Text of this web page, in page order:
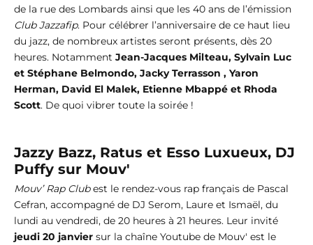
de la rue des Lombards ainsi que les 40 ans de l’émission
Club Jazzafip. Pour célébrer l’anniversaire de ce haut lieu
du jazz, de nombreux artistes seront présents, dès 20
heures. Notamment Jean-Jacques Milteau, Sylvain Luc
et Stéphane Belmondo, Jacky Terrasson , Yaron
Herman, David El Malek, Etienne Mbappé et Rhoda
Scott. De quoi vibrer toute la soirée !
Jazzy Bazz, Ratus et Esso Luxueux, DJ
Puffy sur Mouv'
Mouv’ Rap Clubest le rendez-vous rap français de Pascal
Cefran, accompagné de DJ Serom, Laure et Ismaël, du
lundi au vendredi, de 20 heures à 21 heures. Leur invité
jeudi 20 janvier sur la chaîne Youtube de Mouv' est le